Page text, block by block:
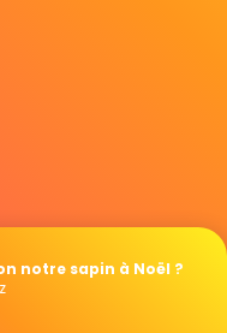
notre sapin à Noël ?